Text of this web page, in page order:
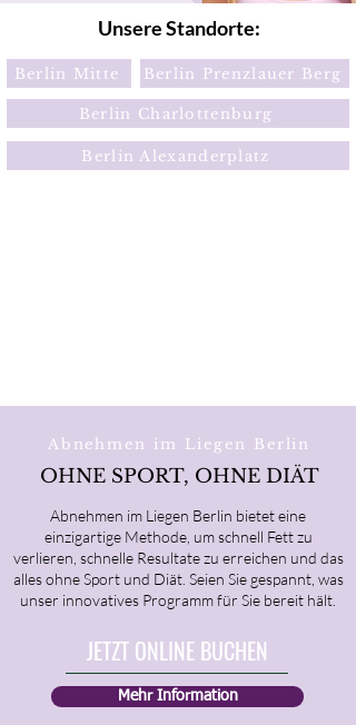
Unsere Standorte:
Berlin Mitte Berlin Prenzlauer Berg
Berlin Charlottenburg
Berlin Alexanderplatz
Abnehmen im Liegen Berlin
OHNE SPORT, OHNE DIÄT
Abnehmen im Liegen Berlin bietet eine
einzigartige Methode, um schnell Fett zu
verlieren, schnelle Resultate zu erreichen und das
alles ohne Sport und Diät. Seien Sie gespannt, was
unser innovatives Programm für Sie bereit hält.
JETZT ONLINE BUCHEN
Mehr Information